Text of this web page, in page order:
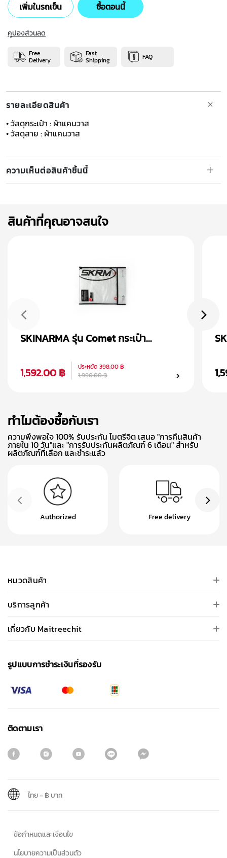
เพิ่มในรถเข็น ซื้อตอนนี้
คูปองส่วนลด
Free
Delivery
Fast
Shipping FAQ
รายละเอียดสินค้า
• วัสดุกระเป๋า : ผ้าแคนวาส
​​​​​​​• วัสดุสาย : ผ้าแคนวาส
ความเห็นต่อสินค้าชิ้นนี้
สินค้าที่คุณอาจสนใจ
SKINARMA รุ่น Comet กระเป๋า
1,592.00 ฿
ประหยัด 398.00 ฿
1,990.00 ฿
ทำไมต้องซื้อกับเรา
ความพึงพอใจ 100% รับประกัน ไมตรีจิต เสนอ "การคืนสินค้า
ภายใน 10 วัน"และ "การรับประกันผลิตภัณฑ์ 6 เดือน" สำหรับ
ผลิตภัณฑ์ที่เลือก และชำระแล้ว
Authorized Free delivery
หมวดสินค้า
บริการลูกค้า
เกี่ยวกับ Maitreechit
รูปแบบการชําระเงินที่รองรับ
ติดตามเรา
ข้อกำหนดและเงื่อนไข
นโยบายความเป็นส่วนตัว
ไทย- ฿ บาท
ชื่อ